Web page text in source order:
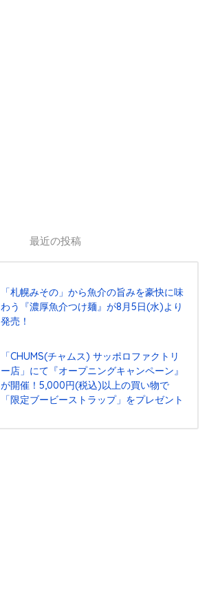
最近の投稿
「札幌みその」から魚介の旨みを豪快に味
わう『濃厚魚介つけ麺』が8月5日(水)より
発売！
「CHUMS(チャムス) サッポロファクトリ
ー店」にて『オープニングキャンペーン』
が開催！5,000円(税込)以上の買い物で
「限定ブービーストラップ」をプレゼント